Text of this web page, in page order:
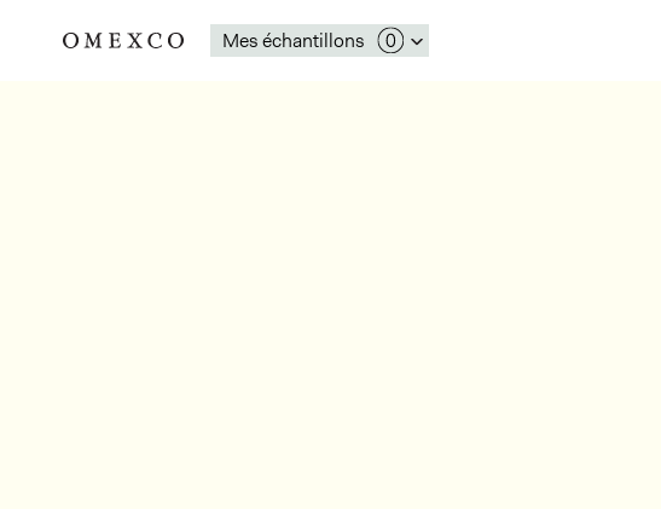
Mes échantillons